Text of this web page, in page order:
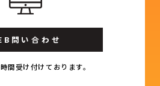
問い合わせ
間受け付けております。